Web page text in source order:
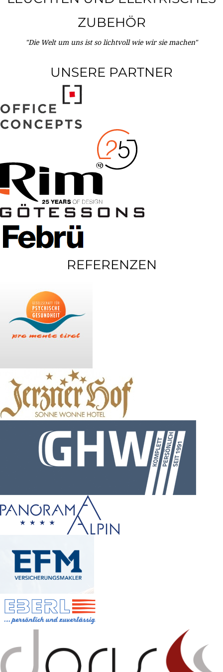
ZUBEHÖR
"Die Welt um uns ist so lichtvoll wie wir sie machen"
UNSERE PARTNER
REFERENZEN